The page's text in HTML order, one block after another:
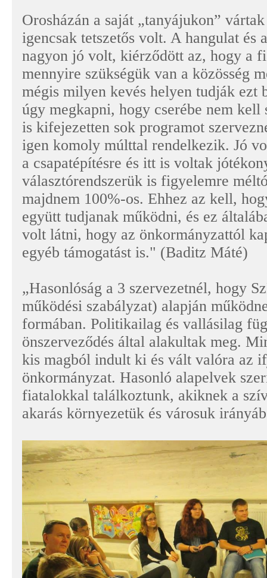
Orosházán a saját „tanyájukon”
igencsak tetszetős volt. A hangulat és
nagyon jó volt, kiérződött az, hogy a
mennyire szükségük van a közösség
mégis milyen kevés helyen tudják ezt
úgy megkapni, hogy cserébe nem
is kifejezetten sok programot
igen komoly múlttal rendelkezik. Jó
a csapatépítésre és itt is voltak
választórendszerük is figyelemre
majdnem 100%-os. Ehhez az kell,
együtt tudjanak működni, és ez
volt látni, hogy az önkormányzattól
egyéb támogatást is." (Baditz Máté)
„Hasonlóság a 3 szervezetnél, hogy
működési szabályzat) alapján
formában. Politikailag és vallásilag
önszerveződés által alakultak meg.
kis magból indult ki és vált valóra az
önkormányzat. Hasonló alapelvek
fiatalokkal találkoztunk, akiknek a
akarás környezetük és városuk